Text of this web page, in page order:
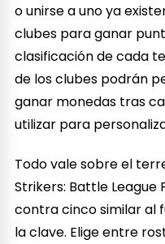
o unirse a uno ya
clubes para ganar
clasificación de cada
de los clubes podrán
ganar monedas tras
utilizar para
Todo vale sobre el
Strikers: Battle
contra cinco similar al
la clave. Elige entre